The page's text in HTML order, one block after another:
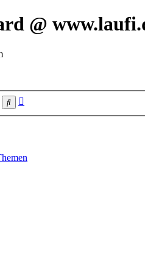
@
Suche